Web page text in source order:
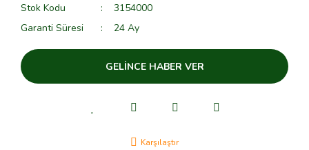
Stok Kodu
3154000
Garanti Süresi
24 Ay
GELİNCE HABER VER
Karşılaştır